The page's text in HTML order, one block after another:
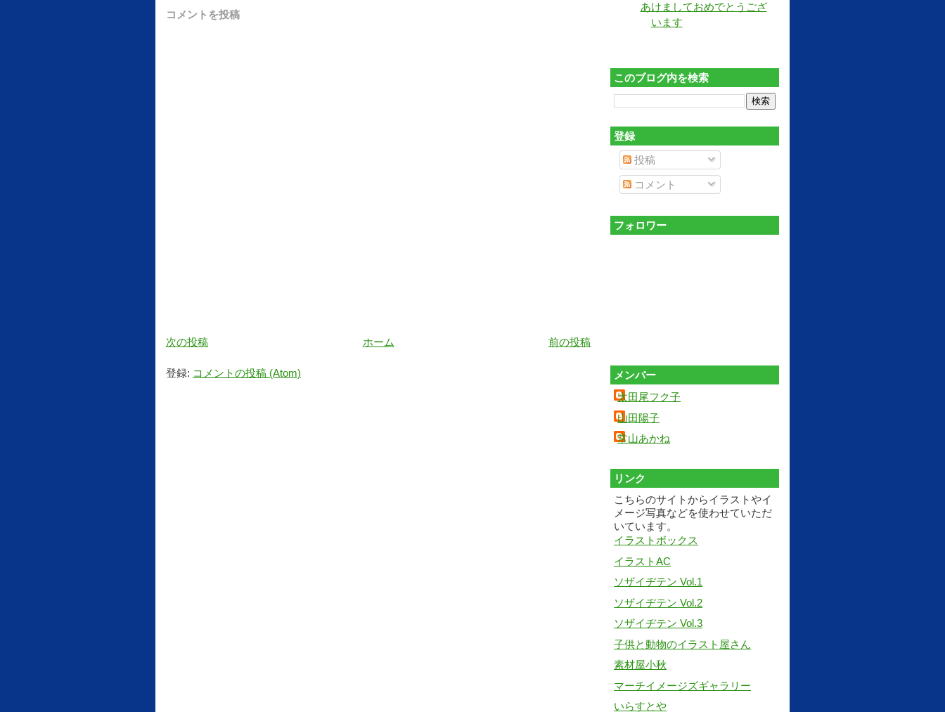
コメントを投稿
次の投稿 前の投稿
ホーム
登録: コメントの投稿 (Atom)
あけましておめでとうござ
います
このブログ内を検索
登録
投稿
コメント
フォロワー
メンバー
太田尾フク子
山田陽子
常山あかね
リンク
こちらのサイトからイラストやイ
メージ写真などを使わせていただ
いています。
イラストボックス
イラストAC
ソザイヂテン Vol.1
ソザイヂテン Vol.2
ソザイヂテン Vol.3
子供と動物のイラスト屋さん
素材屋小秋
マーチイメージズギャラリー
いらすとや